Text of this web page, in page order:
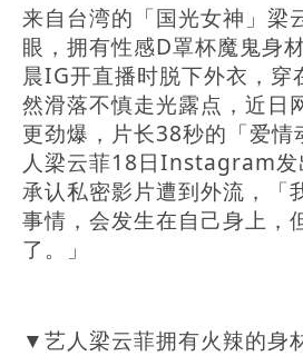
来自台湾的「国光女神」梁
眼，拥有性感D罩杯魔鬼身
晨IG开直播时脱下外衣，穿
然滑落不慎走光露点，近日
更劲爆，片长38秒的「爱情
人梁云菲18日Instagram发
承认私密影片遭到外流，「
事情，会发生在自己身上，
了。」
▼艺人梁云菲拥有火辣的身